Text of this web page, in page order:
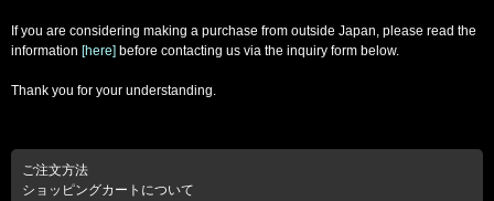
If you are considering making a purchase from outside Japan, please read the
information [here] before contacting us via the inquiry form below.
Thank you for your understanding.
ご注文方法
ショッピングカートについて